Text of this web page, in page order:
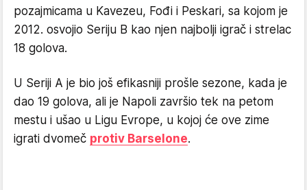
pozajmicama u Kavezeu, Fođi i Peskari, sa kojom je
2012. osvojio Seriju B kao njen najbolji igrač i strelac
18 golova.
U Seriji A je bio još efikasniji prošle sezone, kada je
dao 19 golova, ali je Napoli završio tek na petom
mestu i ušao u Ligu Evrope, u kojoj će ove zime
igrati dvomeč protiv Barselone.